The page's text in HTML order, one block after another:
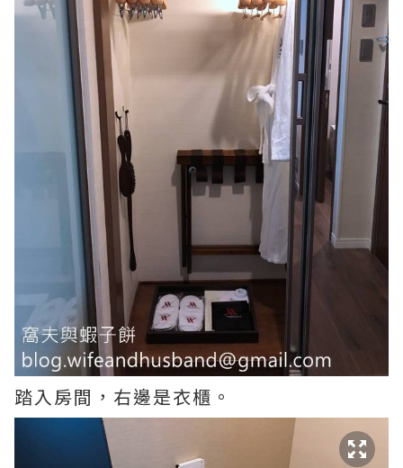
踏入房間，右邊是衣櫃。